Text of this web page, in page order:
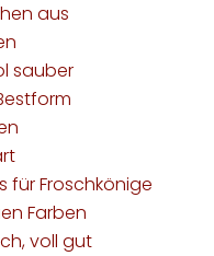
aus
sauber
für Froschkönige
Farben
voll gut